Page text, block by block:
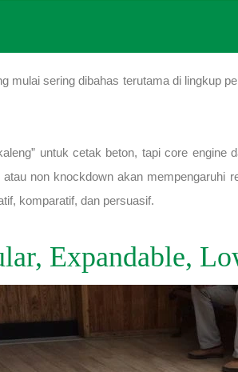
mulai sering dibahas terutama di
untuk cetak beton, tapi core
non knockdown akan mempengaruhi
komparatif, dan persuasif.
Expandable,